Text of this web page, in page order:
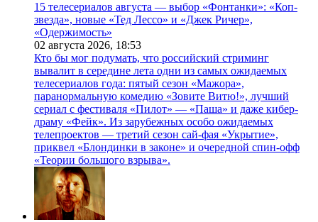
15 телесериалов августа — выбор «Фонтанки»: «Коп-
звезда», новые «Тед Лессо» и «Джек Ричер»,
«Одержимость»
02 августа 2026, 18:53
Кто бы мог подумать, что российский стриминг
вывалит в середине лета одни из самых ожидаемых
телесериалов года: пятый сезон «Мажора»,
паранормальную комедию «Зовите Витю!», лучший
сериал с фестиваля «Пилот» — «Паша» и даже кибер-
драму «Фейк». Из зарубежных особо ожидаемых
телепроектов — третий сезон сай-фая «Укрытие»,
приквел «Блондинки в законе» и очередной спин-офф
«Теории большого взрыва».